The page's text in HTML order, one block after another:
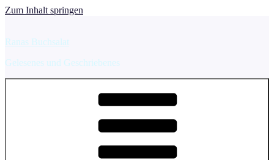
Zum Inhalt springen
Ranas Buchsalat
Gelesenes und Geschriebenes